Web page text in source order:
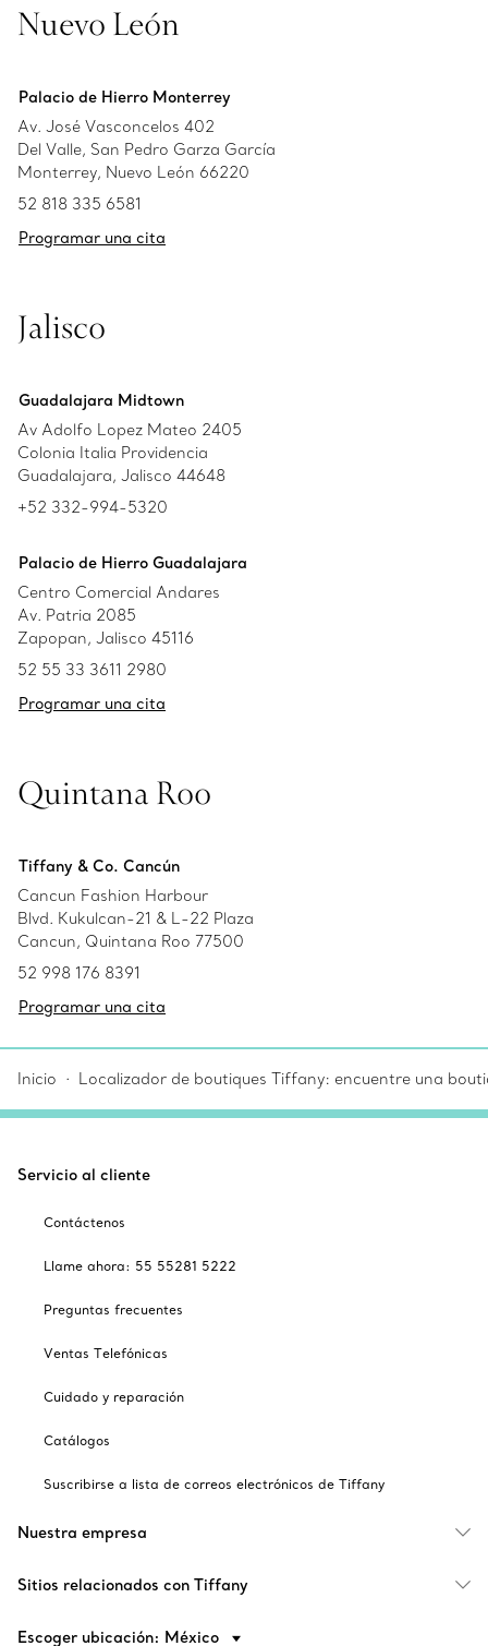
Nuevo León
Palacio de Hierro Monterrey
Av. José Vasconcelos 402
Del Valle, San Pedro Garza García
Monterrey, Nuevo León 66220
52 818 335 6581
Programar una cita
Jalisco
Guadalajara Midtown
Av Adolfo Lopez Mateo 2405
Colonia Italia Providencia
Guadalajara, Jalisco 44648
+52 332-994-5320
Palacio de Hierro Guadalajara
Centro Comercial Andares
Av. Patria 2085
Zapopan, Jalisco 45116
52 55 33 3611 2980
Programar una cita
Quintana Roo
Tiffany & Co. Cancún
Cancun Fashion Harbour
Blvd. Kukulcan-21 & L-22 Plaza
Cancun, Quintana Roo 77500
52 998 176 8391
Programar una cita
Inicio Localizador de boutiques Tiffany: encuentre una
Servicio al cliente
Contáctenos
Llame ahora: 55 55281 5222
Preguntas frecuentes
Ventas Telefónicas
Cuidado y reparación
Catálogos
Suscribirse a lista de correos electrónicos de Tiffany
Nuestra empresa
Sitios relacionados con Tiffany
Escoger ubicación: México